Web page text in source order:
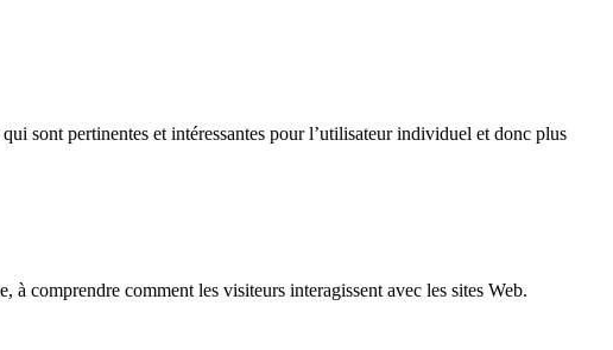
sont pertinentes et intéressantes pour l’utilisateur individuel et donc plus
comprendre comment les visiteurs interagissent avec les sites Web.